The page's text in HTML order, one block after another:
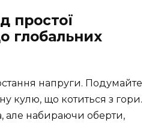
простої
глобальних
напруги. Подумайте
кулю, що котиться з гори.
але набираючи оберти,